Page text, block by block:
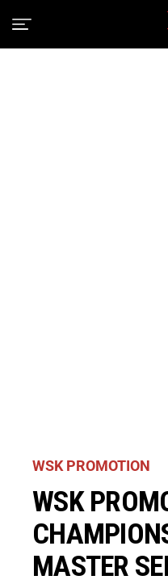
WSK PROMOTION
WSK
MASTER